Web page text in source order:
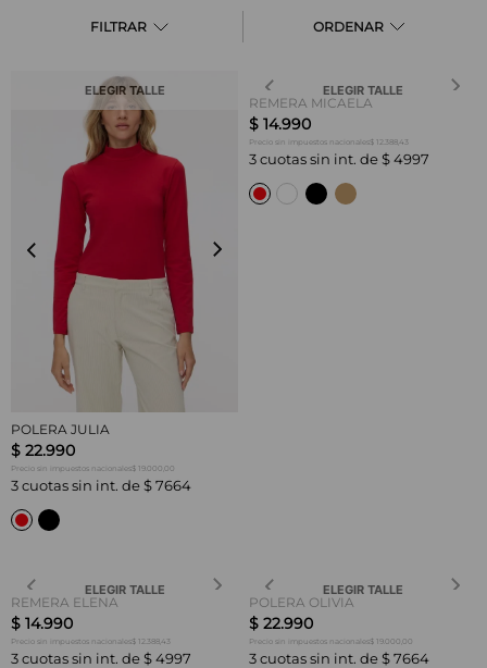
FILTRAR
ELEGIR TALLE
POLERA JULIA
$ 22.990
Precio sin impuestos nacionales$ 19.000,00
3 cuotas sin int. de $ 7664
ELEGIR TALLE
REMERA MICAELA
$ 14.990
Precio sin impuestos nacionales$ 12.388,43
3 cuotas sin int. de $ 4997
ELEGIR TALLE
REMERA ELENA
$ 14.990
Precio sin impuestos nacionales$ 12.388,43
3 cuotas sin int. de $ 4997
ELEGIR TALLE
POLERA OLIVIA
$ 22.990
Precio sin impuestos nacionales$ 19.000,00
3 cuotas sin int. de $ 7664